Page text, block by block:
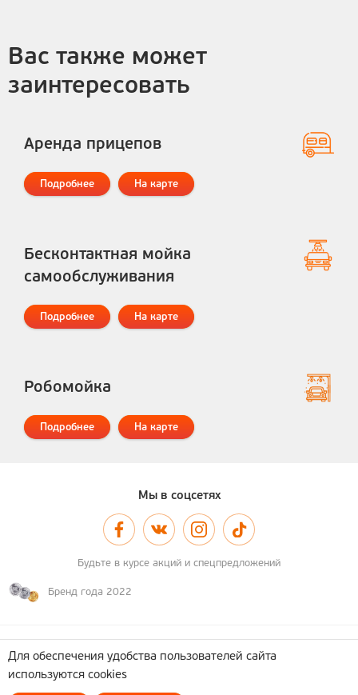
Вас также может
заинтересовать
Аренда прицепов
Подробнее На карте
Бесконтактная мойка
самообслуживания
Подробнее На карте
Робомойка
Подробнее На карте
Для обеспечения удобства пользователей сайта
используются cookies
Мы в соцсетях
Будьте в курсе акций и спецпредложений
Бренд года 2022
Политика обработки персональных данных